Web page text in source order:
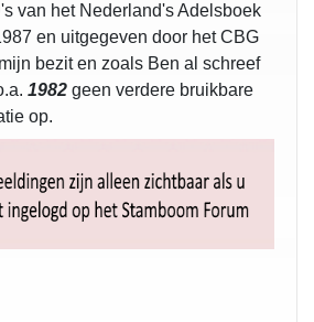
van het Nederland's Adelsboek
en uitgegeven door het CBG
bezit en zoals Ben al schreef
1982 geen verdere bruikbare
op.